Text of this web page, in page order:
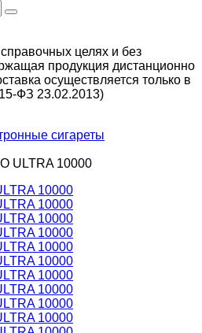
целях и без
продукция дистанционно
осуществляется только в
ФЗ 23.02.2013)
сигареты
ULTRA 10000